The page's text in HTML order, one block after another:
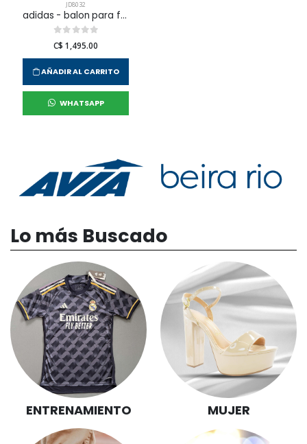
JD8032
adidas - balon para fútbol wc trn para hombre
C$ 1,495.00
AÑADIR AL CARRITO
WHATSAPP
Lo más Buscado
ENTRENAMIENTO MUJER